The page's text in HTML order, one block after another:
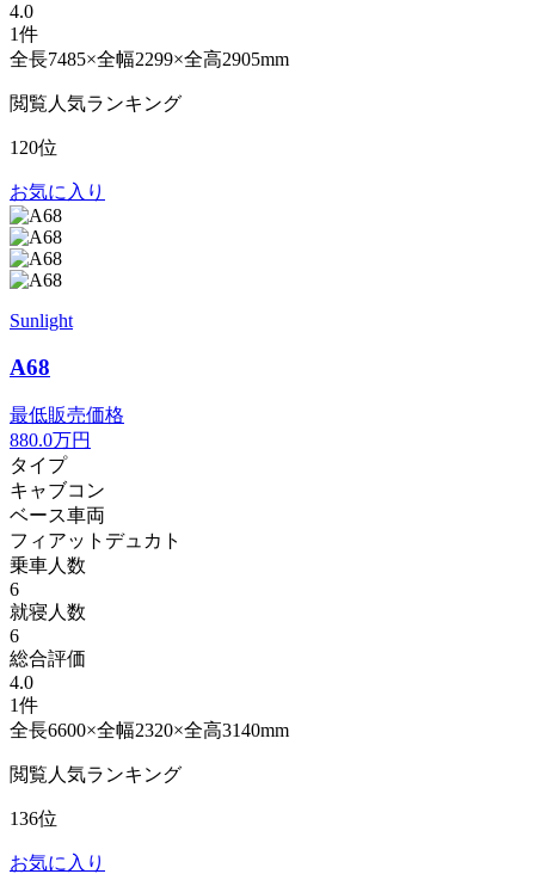
4.0
1件
全長7485×全幅2299×全高2905mm
閲覧人気ランキング
120位
お気に入り
Sunlight
A68
最低販売価格
880.0万円
タイプ
キャブコン
ベース車両
フィアットデュカト
乗車人数
6
就寝人数
6
総合評価
4.0
1件
全長6600×全幅2320×全高3140mm
閲覧人気ランキング
136位
お気に入り